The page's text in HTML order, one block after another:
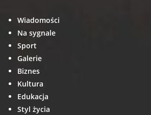
Wiadomości
Na sygnale
Sport
Galerie
Biznes
Kultura
Edukacja
Styl życia